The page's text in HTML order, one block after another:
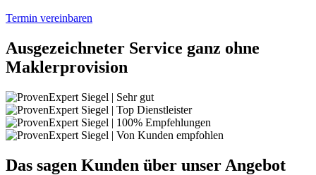
Termin vereinbaren
Ausgezeichneter Service ganz ohne
Maklerprovision
Das sagen Kunden über unser Angebot